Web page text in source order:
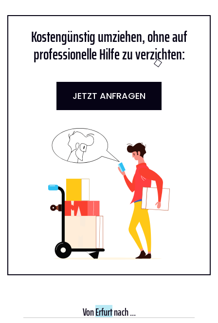
Kostengünstig umziehen, ohne auf
professionelle Hilfe zu verzichten:
JETZT ANFRAGEN
VonErfurtnach ...